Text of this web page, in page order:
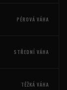
PÉROVÁ VÁHA
STŘEDNÍ VÁHA
TĚŽKÁ VÁHA